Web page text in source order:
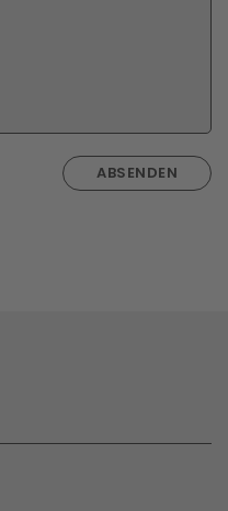
ABSENDEN